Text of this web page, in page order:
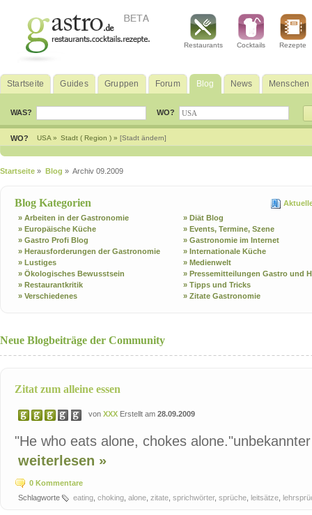
Restaurants Cocktails Rezepte
Startseite Guides Gruppen Forum Blog News Menschen
WAS? WO?
WO? USA » Stadt ( Region ) » [Stadt ändern]
Startseite » Blog » Archiv 09.2009
Blog Kategorien
» Arbeiten in der Gastronomie
» Diät Blog
» Europäische Küche
» Events, Termine, Szene
» Gastro Profi Blog
» Gastronomie im Internet
» Herausforderungen der Gastronomie
» Internationale Küche
» Lustiges
» Medienwelt
» Ökologisches Bewusstsein
» Pressemitteilungen Gastro und
» Restaurantkritik
» Tipps und Tricks
» Verschiedenes
» Zitate Gastronomie
Neue Blogbeiträge der Community
Zitat zum alleine essen
von XXX Erstellt am 28.09.2009
"He who eats alone, chokes
weiterlesen »
0 Kommentare
Schlagworte
eating choking alone zitate sprichwörter, sprüche leitsätze